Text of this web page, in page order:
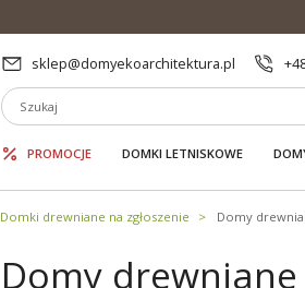
sklep@domyekoarchitektura.pl
PROMOCJE DOMKI LETNISKOWE
Domki drewniane na zgłoszenie Domy
Domy